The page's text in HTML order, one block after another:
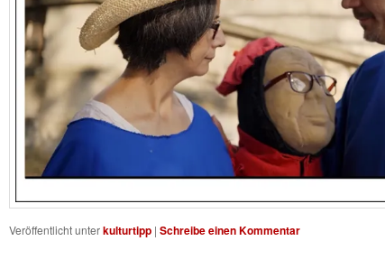
Veröffentlicht unterkulturtipp | Schreibe einen Kommentar